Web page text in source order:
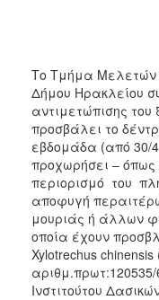
2012
2011
2010
2006
ΤΟΠΟΣ
Το Τμήμα Μελετών
Δήμου Ηρακλείου
αντιμετώπισης
προσβάλει το
εβδομάδα (από 30/
προχωρήσει – όπως
περιορισμό του
αποφυγή
μουριάς ή άλλων
οποία έχουν
Xylotrechus
Ινστιτούτου